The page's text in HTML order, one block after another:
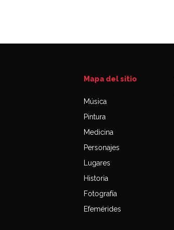
Mapa del sitio
Música
Pintura
Medicina
Personajes
Lugares
Historia
Fotografía
Efemérides